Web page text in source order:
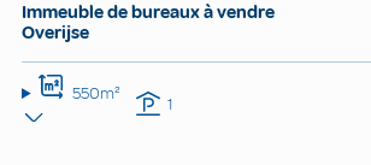
Immeuble de bureaux à vendre
Overijse
550m² 1